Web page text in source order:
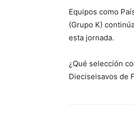
Equipos como
(Grupo K)
esta jornada.
¿Qué selección
Dieciseisavos de